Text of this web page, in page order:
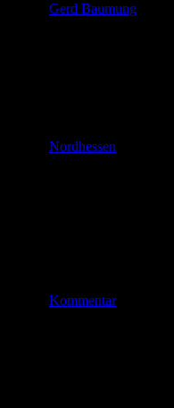
Gerd Baumung
Nordhessen
Kommentar